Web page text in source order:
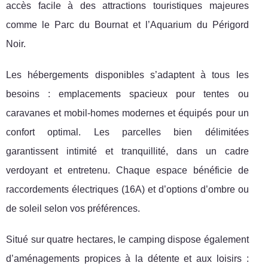
accès facile à des attractions touristiques majeures
comme le Parc du Bournat et l’Aquarium du Périgord
Noir.
Les hébergements disponibles s’adaptent à tous les
besoins : emplacements spacieux pour tentes ou
caravanes et mobil-homes modernes et équipés pour un
confort optimal. Les parcelles bien délimitées
garantissent intimité et tranquillité, dans un cadre
verdoyant et entretenu. Chaque espace bénéficie de
raccordements électriques (16A) et d’options d’ombre ou
de soleil selon vos préférences.
Situé sur quatre hectares, le camping dispose également
d’aménagements propices à la détente et aux loisirs :